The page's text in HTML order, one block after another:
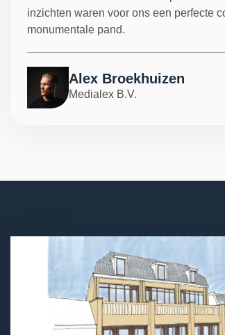
inzichten waren voor ons een perfecte
monumentale pand.
Alex Broekhuizen
Medialex B.V.